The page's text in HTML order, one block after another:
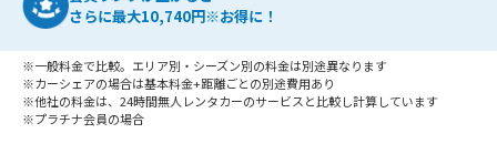
さらに最大10,740円※お得に！
※一般料金で比較。エリア別・シーズン別の料金は別途異なります
※カーシェアの場合は基本料金+距離ごとの別途費用あり
※他社の料金は、24時間無人レンタカーのサービスと比較し計算しています
※プラチナ会員の場合